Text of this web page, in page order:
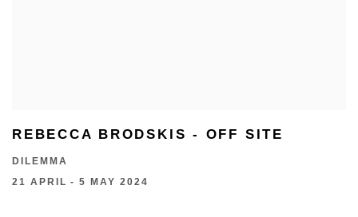
REBECCA BRODSKIS - OFF SITE
DILEMMA
21 APRIL - 5 MAY 2024